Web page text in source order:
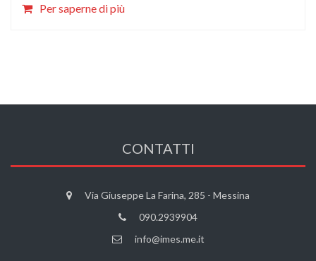
Per saperne di più
CONTATTI
Via Giuseppe La Farina, 285 - Messina
090.2939904
info@imes.me.it